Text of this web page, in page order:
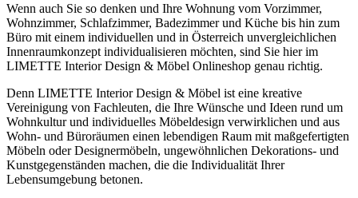
Wenn auch Sie so denken und Ihre Wohnung vom Vorzimmer,
Wohnzimmer, Schlafzimmer, Badezimmer und Küche bis hin zum
Büro mit einem individuellen und in Österreich unvergleichlichen
Innenraumkonzept individualisieren möchten, sind Sie hier im
LIMETTE Interior Design & Möbel Onlineshop genau richtig.
Denn LIMETTE Interior Design & Möbel ist eine kreative
Vereinigung von Fachleuten, die Ihre Wünsche und Ideen rund um
Wohnkultur und individuelles Möbeldesign verwirklichen und aus
Wohn- und Büroräumen einen lebendigen Raum mit maßgefertigten
Möbeln oder Designermöbeln, ungewöhnlichen Dekorations- und
Kunstgegenständen machen, die die Individualität Ihrer
Lebensumgebung betonen.